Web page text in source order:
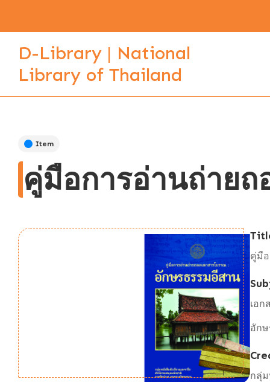
D-Library | National
Library of Thailand
Item
คู่มือการอ่านถ่าย
คู่มื
เอก
อัก
กลุ่